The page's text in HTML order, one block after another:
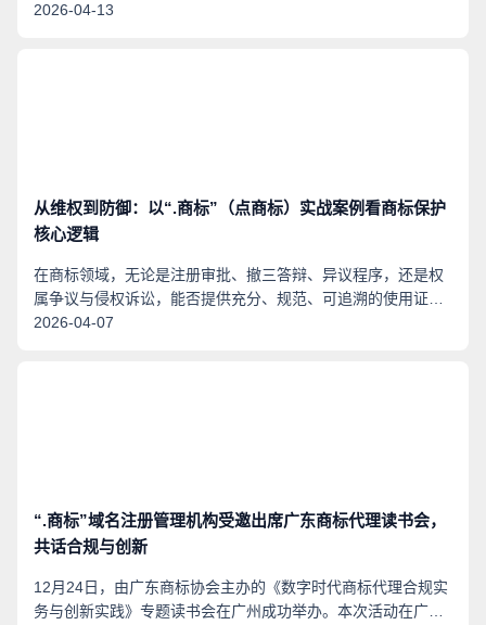
被授予“广东商标协会2024-2025年度卓越常务理事单位”称
2026-04-13
从维权到防御：以“.商标”（点商标）实战案例看商标保护
核心逻辑
在商标领域，无论是注册审批、撤三答辩、异议程序，还是权
属争议与侵权诉讼，能否提供充分、规范、可追溯的使用证
据，往往直接决定判定结果的走向。商标使用证据，是商标确
2026-04-07
“.商标”域名注册管理机构受邀出席广东商标代理读书会，
共话合规与创新
12月24日，由广东商标协会主办的《数字时代商标代理合规实
务与创新实践》专题读书会在广州成功举办。本次活动在广东